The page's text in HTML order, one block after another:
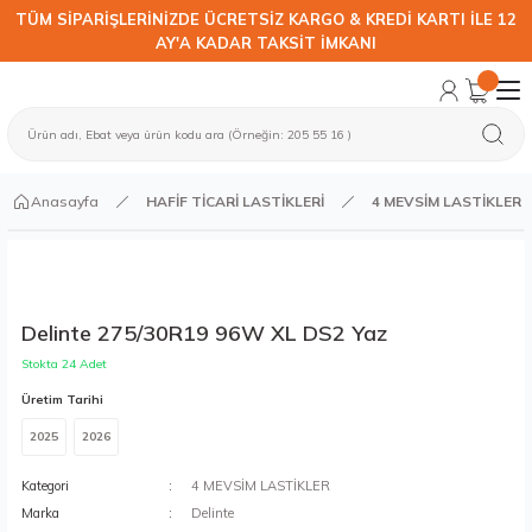
TÜM SİPARİŞLERİNİZDE ÜCRETSİZ KARGO & KREDİ KARTI İLE 12
AY'A KADAR TAKSİT İMKANI
Anasayfa HAFİF TİCARİ LASTİKLERİ 4 MEVSİM LASTİKLER
Delinte 275/30R19 96W XL DS2 Yaz
Stokta 24 Adet
Üretim Tarihi
2025 2026
Kategori
4 MEVSİM LASTİKLER
Marka
Delinte